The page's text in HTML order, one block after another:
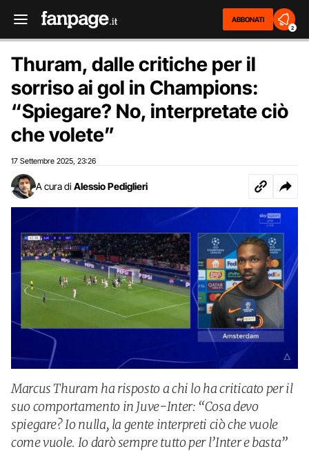
ABBONATI
2
Thuram, dalle critiche per il
sorriso ai gol in Champions:
“Spiegare? No, interpretate ciò
che volete”
17 Settembre 2025 23:26
A cura di Alessio Pediglieri
Marcus Thuram ha risposto a chi lo ha criticato per il
suo comportamento in Juve-Inter: “Cosa devo
spiegare? Io nulla, la gente interpreti ciò che vuole
come vuole. Io darò sempre tutto per l’Inter e basta”